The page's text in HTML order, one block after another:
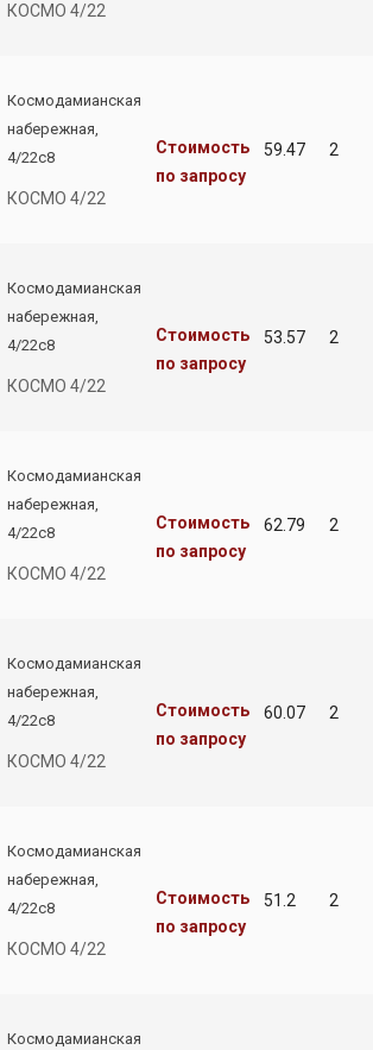
КОСМО 4/22
Космодамианская
набережная,
4/22с8
КОСМО 4/22
Стоимость
по запросу
59.47 2
Космодамианская
набережная,
4/22с8
КОСМО 4/22
Стоимость
по запросу
53.57 2
Космодамианская
набережная,
4/22с8
КОСМО 4/22
Стоимость
по запросу
62.79 2
Космодамианская
набережная,
4/22с8
КОСМО 4/22
Стоимость
по запросу
60.07 2
Космодамианская
набережная,
4/22с8
КОСМО 4/22
Стоимость
по запросу
51.2 2
Космодамианская